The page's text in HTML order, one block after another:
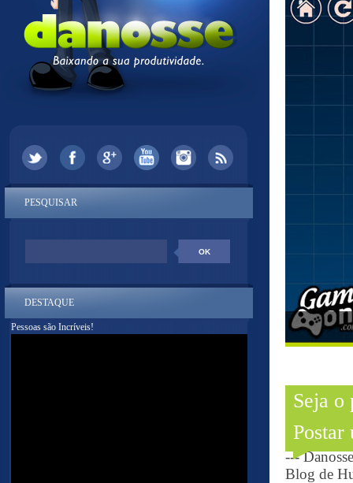
Seja o
Postar
---
Blog de
PESQUISAR
DESTAQUE
Pessoas são Incríveis!